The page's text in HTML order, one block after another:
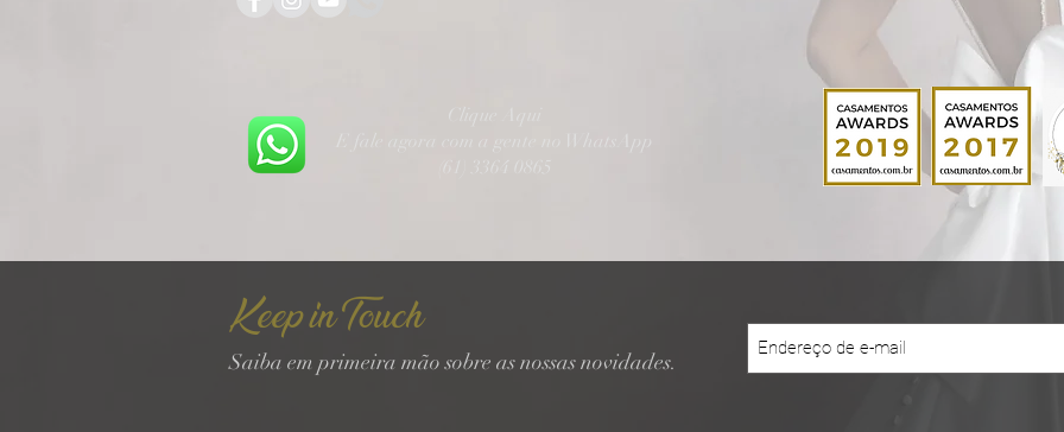
Keep in Touch
Saiba em primeira mão sobre as nossas novidades.